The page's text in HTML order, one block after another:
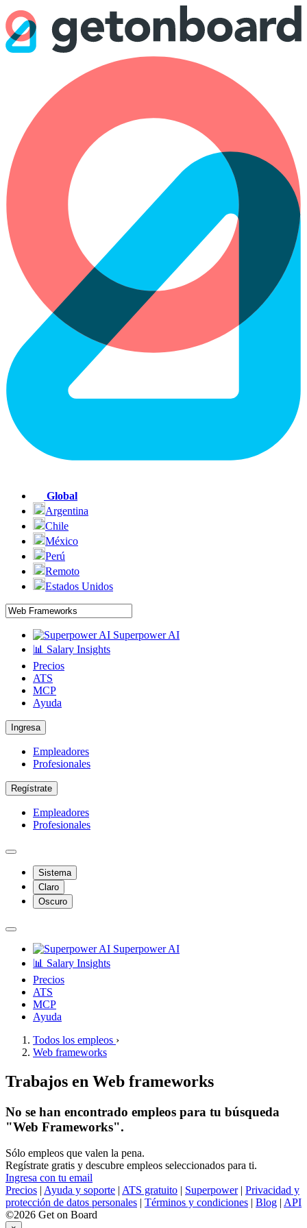
Global
Argentina
Chile
México
Perú
Remoto
Estados Unidos
Superpower AI
📊 Salary Insights
Precios
ATS
MCP
Ayuda
Ingresa
Empleadores
Profesionales
Regístrate
Empleadores
Profesionales
Sistema
Claro
Oscuro
Superpower AI
📊 Salary Insights
Precios
ATS
MCP
Ayuda
Todos los empleos ›
Web frameworks
Trabajos en Web frameworks
No se han encontrado empleos para tu búsqueda
"Web Frameworks".
Sólo empleos que valen la pena.
Regístrate gratis y descubre empleos seleccionados para ti.
Ingresa con tu email
Precios | Ayuda y soporte | ATS gratuito | Superpower| Privacidad y
protección de datos personales | Términos y condiciones | Blog | API
©2026 Get on Board